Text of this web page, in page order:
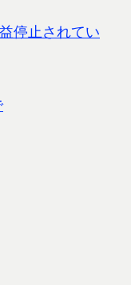
停止されてい